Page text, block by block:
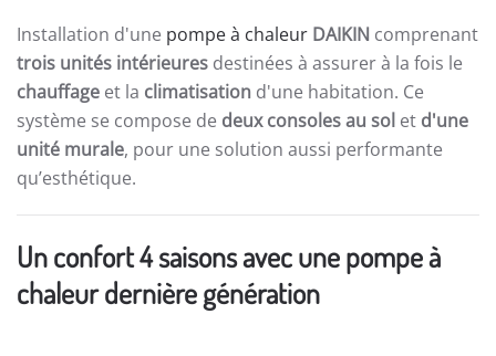
Installation d'une pompe à chaleur DAIKIN comprenant
trois unités intérieures destinées à assurer à la fois le
chauffage et la climatisation d'une habitation. Ce
système se compose de deux consoles au sol et d'une
unité murale, pour une solution aussi performante
qu’esthétique.
Un confort 4 saisons avec une pompe à
chaleur dernière génération